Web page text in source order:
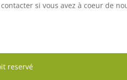
si vous avez à coeur de
reservé